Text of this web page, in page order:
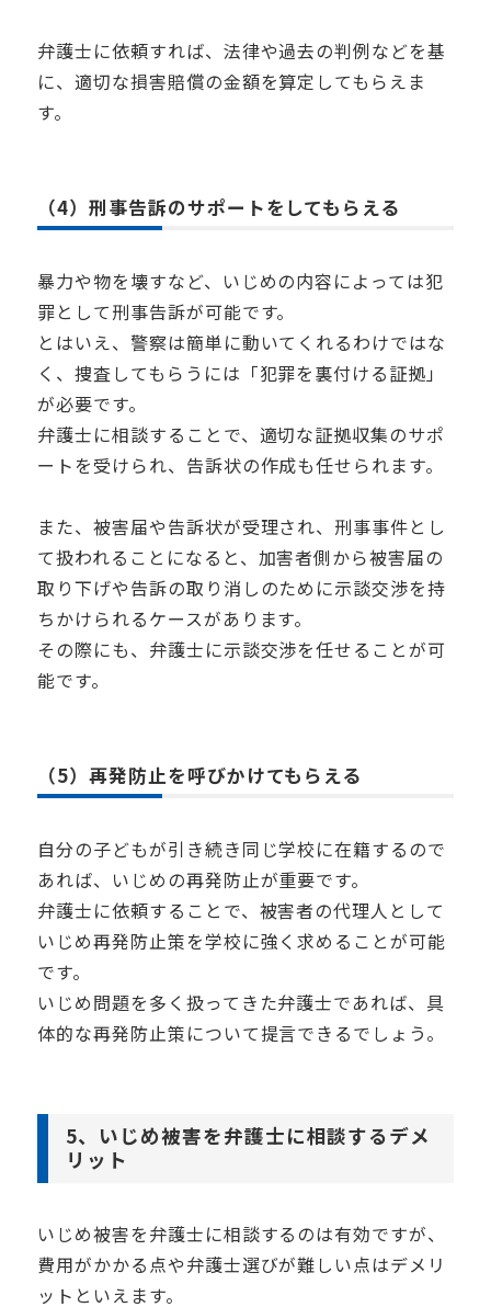
弁護士に依頼すれば、法律や過去の判例などを基
に、適切な損害賠償の金額を算定してもらえま
す。
（4）刑事告訴のサポートをしてもらえる
暴力や物を壊すなど、いじめの内容によっては犯
罪として刑事告訴が可能です。
とはいえ、警察は簡単に動いてくれるわけではな
く、捜査してもらうには「犯罪を裏付ける証拠」
が必要です。
弁護士に相談することで、適切な証拠収集のサポ
ートを受けられ、告訴状の作成も任せられます。
また、被害届や告訴状が受理され、刑事事件とし
て扱われることになると、加害者側から被害届の
取り下げや告訴の取り消しのために示談交渉を持
ちかけられるケースがあります。
その際にも、弁護士に示談交渉を任せることが可
能です。
（5）再発防止を呼びかけてもらえる
自分の子どもが引き続き同じ学校に在籍するので
あれば、いじめの再発防止が重要です。
弁護士に依頼することで、被害者の代理人として
いじめ再発防止策を学校に強く求めることが可能
です。
いじめ問題を多く扱ってきた弁護士であれば、具
体的な再発防止策について提言できるでしょう。
5、いじめ被害を弁護士に相談するデメ
リット
いじめ被害を弁護士に相談するのは有効ですが、
費用がかかる点や弁護士選びが難しい点はデメリ
ットといえます。